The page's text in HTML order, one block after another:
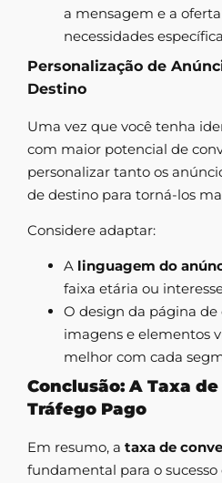
a mensagem e a
necessidades
Personalização de
Destino
Uma vez que você tenha
com maior potencial de
personalizar tanto os
de destino para torná-los
Considere adaptar:
A linguagem do
faixa etária ou
O design da página
imagens e elementos
melhor com cada
Conclusão: A Taxa
Tráfego Pago
Em resumo, a taxa de
fundamental para o